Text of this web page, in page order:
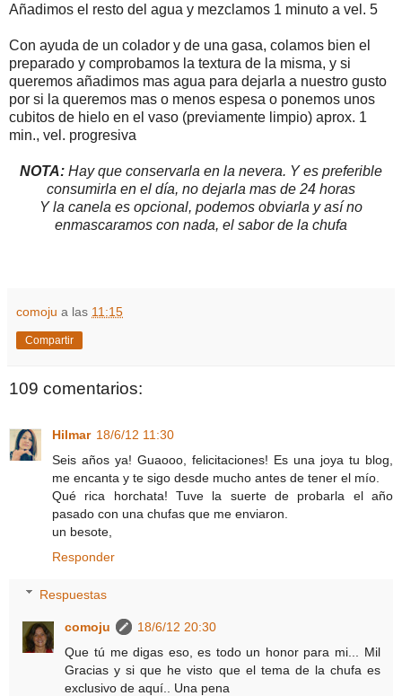
Añadimos el resto del agua y mezclamos 1 minuto a vel. 5
Con ayuda de un colador y de una gasa, colamos bien el
preparado y comprobamos la textura de la misma, y si
queremos añadimos mas agua para dejarla a nuestro gusto
por si la queremos mas o menos espesa o ponemos unos
cubitos de hielo en el vaso (previamente limpio) aprox. 1
min., vel. progresiva
NOTA: Hay que conservarla en la nevera. Y es preferible
consumirla en el día, no dejarla mas de 24 horas
Y la canela es opcional, podemos obviarla y así no
enmascaramos con nada, el sabor de la chufa
comoju a las 11:15
Compartir
109 comentarios:
Hilmar 18/6/12 11:30
Seis años ya! Guaooo, felicitaciones! Es una joya tu blog,
me encanta y te sigo desde mucho antes de tener el mío.
Qué rica horchata! Tuve la suerte de probarla el año
pasado con una chufas que me enviaron.
un besote,
Responder
Respuestas
comoju
18/6/12 20:30
Que tú me digas eso, es todo un honor para mi... Mil
Gracias y si que he visto que el tema de la chufa es
exclusivo de aquí.. Una pena